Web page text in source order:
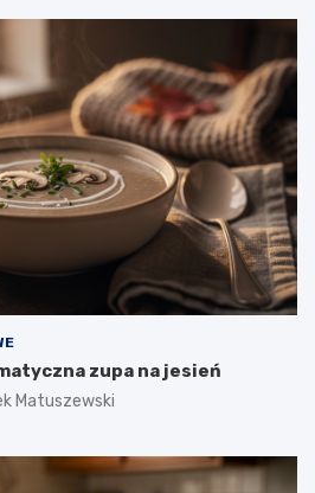
zupa na jesień
Matuszewski